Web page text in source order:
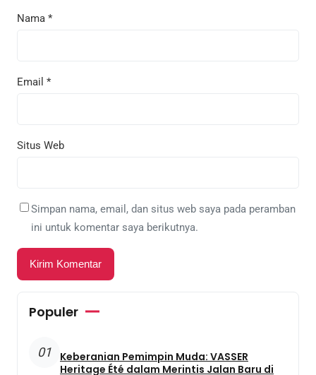
Nama *
Email *
Situs Web
Simpan nama, email, dan situs web saya pada peramban
ini untuk komentar saya berikutnya.
Populer
01
Keberanian Pemimpin Muda: VASSER
Heritage Été dalam Merintis Jalan Baru di